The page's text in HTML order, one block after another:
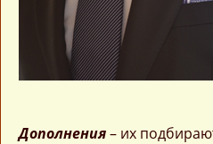
Дополнения– их